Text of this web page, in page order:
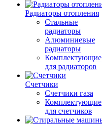
Радиаторы отопления
Стальные
радиаторы
Алюминиевые
радиаторы
Комплектующие
для радиаторов
Счетчики
Счетчики газа
Комплектующие
для счетчиков